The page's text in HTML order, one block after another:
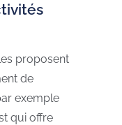
proposent
de
exemple
qui offre